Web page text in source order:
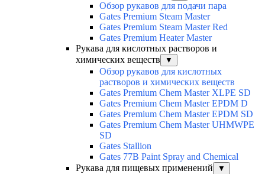
Обзор рукавов для подачи пара
Gates Premium Steam Master
Gates Premium Steam Master Red
Gates Premium Heater Master
Рукава для кислотных растворов и
химических веществ
▼
Обзор рукавов для кислотных
растворов и химических веществ
Gates Premium Chem Master XLPE SD
Gates Premium Chem Master EPDM D
Gates Premium Chem Master EPDM SD
Gates Premium Chem Master UHMWPE
SD
Gates Stallion
Gates 77B Paint Spray and Chemical
Рукава для пищевых применений
▼